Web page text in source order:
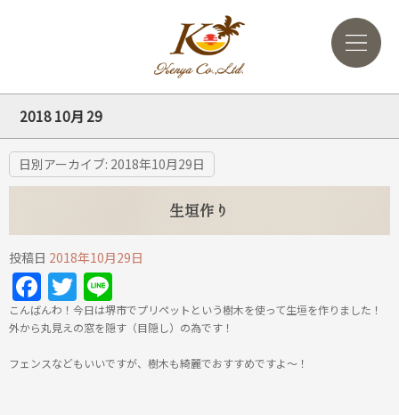
2018 10月 29
日別アーカイブ: 2018年10月29日
生垣作り
投稿日 2018年10月29日
Facebook
Twitter
こんばんわ！今日は堺市でプリペットという樹木を使って生垣を作りました！
外から丸見えの窓を隠す（目隠し）の為です！
フェンスなどもいいですが、樹木も綺麗でおすすめですよ～！